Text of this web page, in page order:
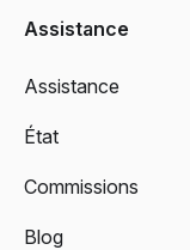
Assistance
Assistance
État
Commissions
Blog